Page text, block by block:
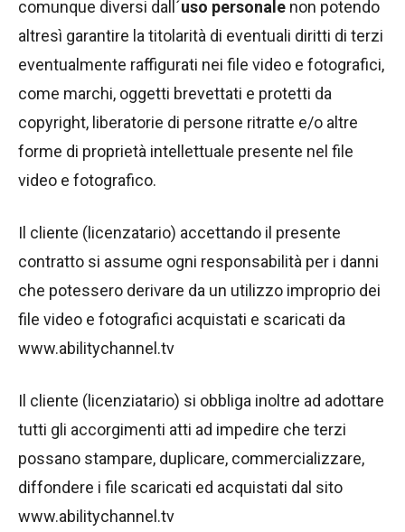
comunque diversi dall´uso personale non potendo
altresì garantire la titolarità di eventuali diritti di terzi
eventualmente raffigurati nei file video e fotografici,
come marchi, oggetti brevettati e protetti da
copyright, liberatorie di persone ritratte e/o altre
forme di proprietà intellettuale presente nel file
video e fotografico.
Il cliente (licenzatario) accettando il presente
contratto si assume ogni responsabilità per i danni
che potessero derivare da un utilizzo improprio dei
file video e fotografici acquistati e scaricati da
www.abilitychannel.tv
Il cliente (licenziatario) si obbliga inoltre ad adottare
tutti gli accorgimenti atti ad impedire che terzi
possano stampare, duplicare, commercializzare,
diffondere i file scaricati ed acquistati dal sito
www.abilitychannel.tv